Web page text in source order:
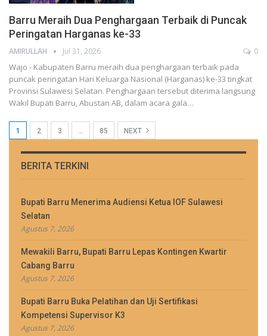
Barru Meraih Dua Penghargaan Terbaik di Puncak
Peringatan Harganas ke-33
AMIRULLAH Jul 31, 2026 0
Wajo - Kabupaten Barru meraih dua penghargaan terbaik pada
puncak peringatan Hari Keluarga Nasional (Harganas) ke-33 tingkat
Provinsi Sulawesi Selatan. Penghargaan tersebut diterima langsung
Wakil Bupati Barru, Abustan AB, dalam acara gala…
1 2 3 … 85 NEXT
BERITA TERKINI
Bupati Barru Menerima Audiensi Ketua IOF Sulawesi
Selatan
Agustus 7, 2026
Mewakili Barru, Bupati Barru Lepas Kontingen Kwartir
Cabang Barru
Agustus 7, 2026
Bupati Barru Buka Pelatihan dan Uji Sertifikasi
Kompetensi Supervisor K3
Agustus 7, 2026